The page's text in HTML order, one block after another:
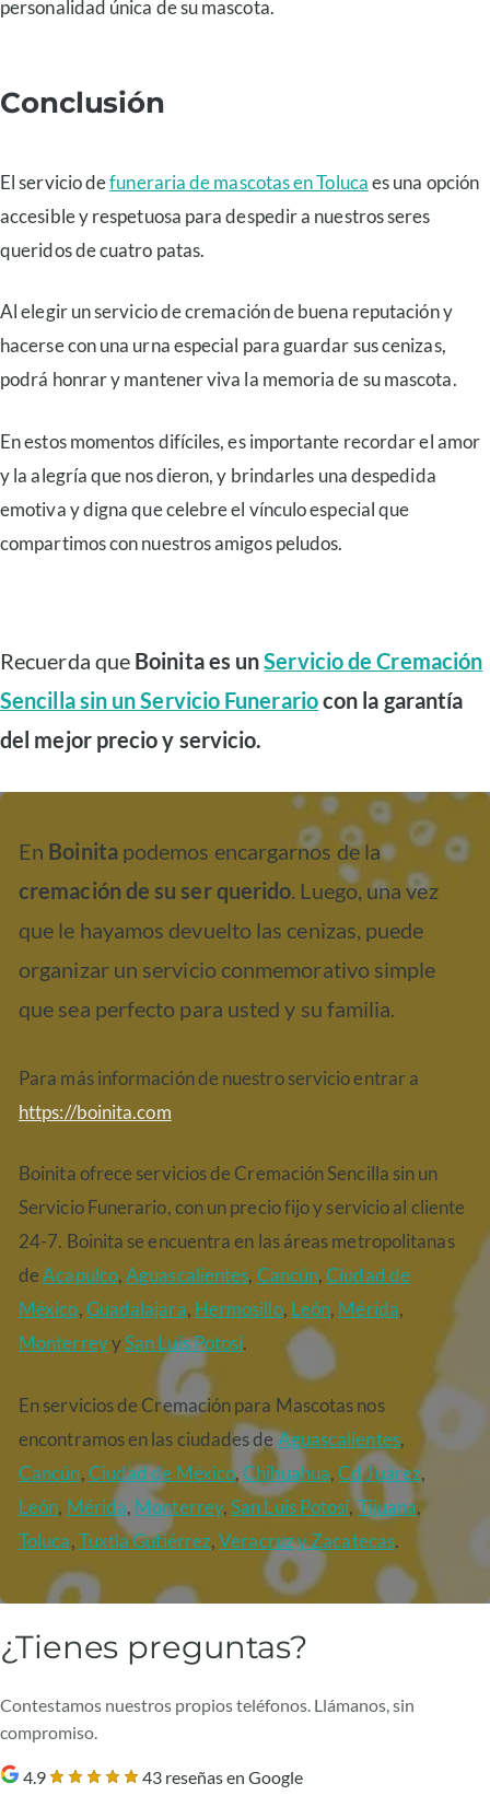
personalidad única de su mascota.
Conclusión
El servicio defuneraria de mascotas en Tolucaes una opción
accesible y respetuosa para despedir a nuestros seres
queridos de cuatro patas.
Al elegir un servicio de cremación de buena reputación y
hacerse con una urna especial para guardar sus cenizas,
podrá honrar y mantener viva la memoria de su mascota.
En estos momentos difíciles, es importante recordar el amor
y la alegría que nos dieron, y brindarles una despedida
emotiva y digna que celebre el vínculo especial que
compartimos con nuestros amigos peludos.
Recuerda que Boinita es unServicio de Cremación
Sencilla sin un Servicio Funerariocon la garantía
del mejor precio y servicio.
En Boinita podemos encargarnos de la
cremación de su ser querido. Luego, una vez
que le hayamos devuelto las cenizas, puede
organizar un servicio conmemorativo simple
que sea perfecto para usted y su familia.
Para más información de nuestro servicio entrar a
https://boinita.com
Boinita ofrece servicios de Cremación Sencilla sin un
Servicio Funerario, con un precio fijo y servicio al cliente
24-7. Boinita se encuentra en las áreas metropolitanas
deAcapulco,Aguascalientes, Cancún,Ciudad de
México,Guadalajara, Hermosillo, León, Mérida,
MonterreyySan Luis Potosí.
En servicios de Cremación para Mascotas nos
encontramos en las ciudades deAguascalientes,
Cancún,Ciudad de México,Chihuahua,Cd Juárez,
León, Mérida, Monterrey,San Luis Potosí,Tijuana,
Toluca,Tuxtla Gutiérrez,Veracruzy Zacatecas.
¿Tienes preguntas?
Contestamos nuestros propios teléfonos. Llámanos, sin
compromiso.
4.9 43 reseñas en Google